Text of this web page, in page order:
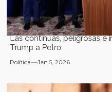
Las continuas, peligrosas e
Trump a Petro
Política Jan 5, 2026